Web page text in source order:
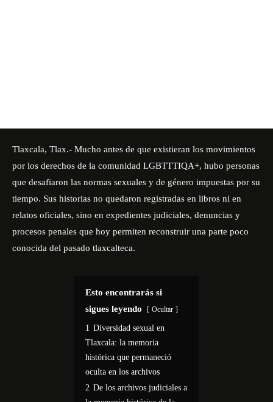
Tlaxcala, Tlax.- Mucho antes de que existieran los movimientos
por los derechos de la comunidad LGBTTTIQA+, hubo personas
que desafiaron las normas sexuales y de género impuestas por su
tiempo. Sus historias no quedaron registradas en libros ni en
relatos oficiales, sino en expedientes judiciales, denuncias y
procesos penales que hoy permiten reconstruir una parte poco
conocida del pasado tlaxcalteca.
Esto encontrarás si
sigues leyendo
Ocultar
1 Diversidad sexual en
Tlaxcala: la memoria
histórica que permaneció
oculta en los archivos
2 De los archivos judiciales a